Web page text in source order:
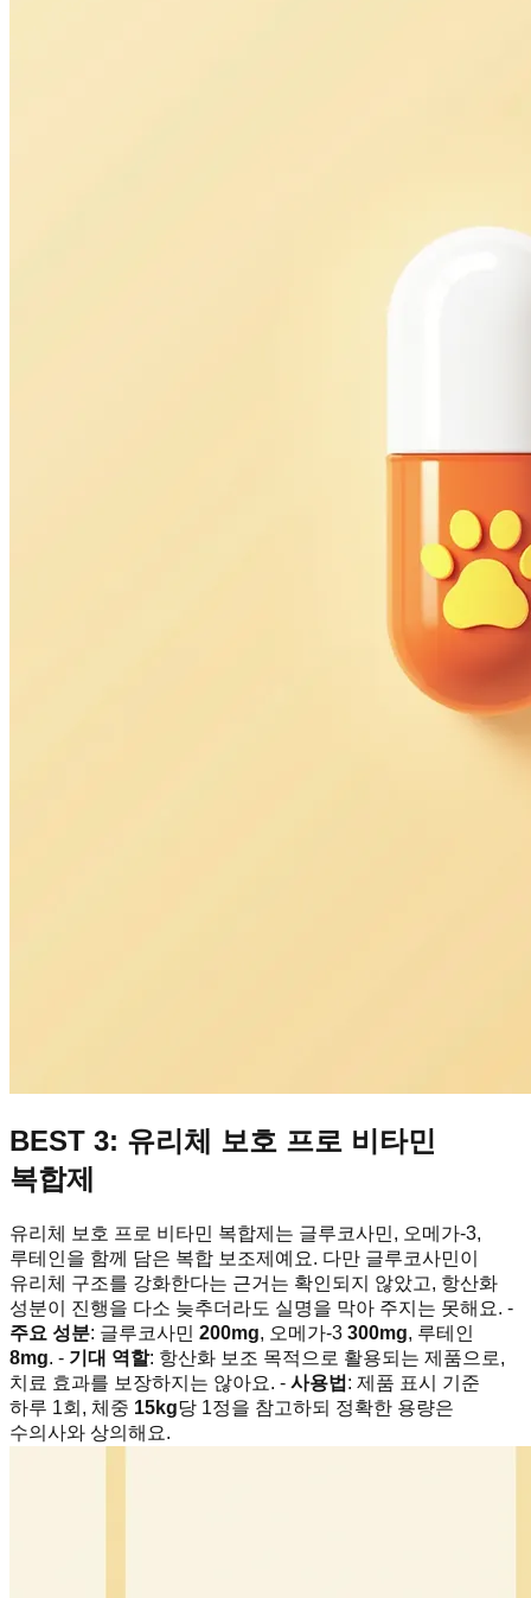
BEST 3: 유리체 보호 프로 비타민
복합제
유리체 보호 프로 비타민 복합제는 글루코사민, 오메가-3,
루테인을 함께 담은 복합 보조제예요. 다만 글루코사민이
유리체 구조를 강화한다는 근거는 확인되지 않았고, 항산화
성분이 진행을 다소 늦추더라도 실명을 막아 주지는 못해요. -
주요 성분: 글루코사민 200mg, 오메가-3 300mg, 루테인
8mg. - 기대 역할: 항산화 보조 목적으로 활용되는 제품으로,
치료 효과를 보장하지는 않아요. - 사용법 : 제품 표시 기준
하루 1회, 체중 15kg당 1정을 참고하되 정확한 용량은
수의사와 상의해요.